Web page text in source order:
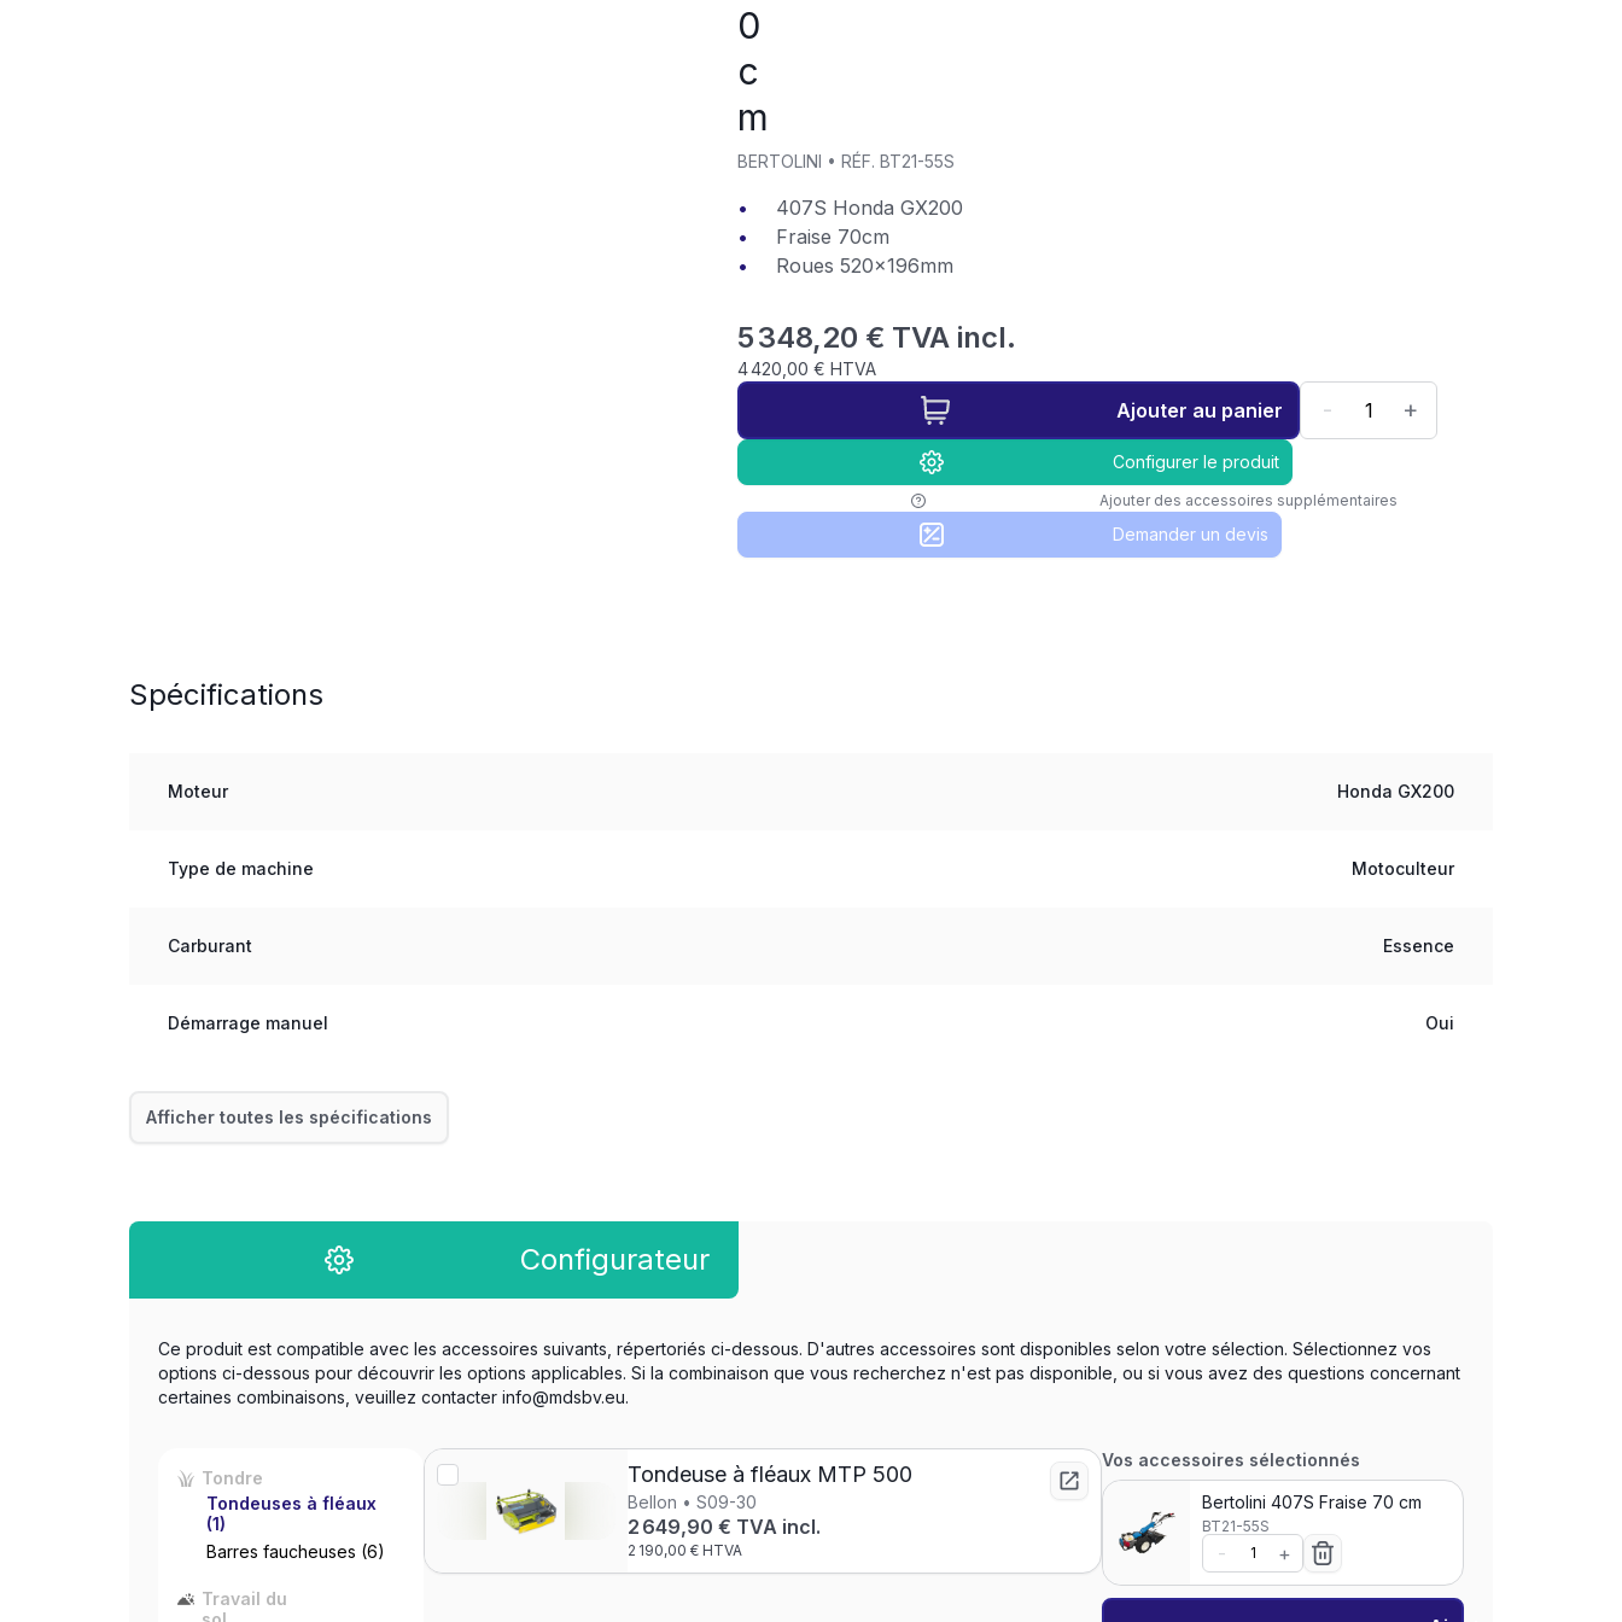
0
c
m
BERTOLINI •RÉF. BT21-55S
407S Honda GX200
Fraise 70cm
Roues 520x196mm
5 348,20 € TVA incl.
4 420,00 € HTVA
Ajouter au panier - +
Configurer le produit
Ajouter des accessoires supplémentaires
Demander un devis
Spécifications
Moteur Honda GX200
Type de machine Motoculteur
Carburant Essence
Démarrage manuel Oui
Afficher toutes les spécifications
Configurateur
Ce produit est compatible avec les accessoires suivants, répertoriés ci-dessous. D'autres accessoires sont disponibles selon votre sélection. Sélectionnez vos
options ci-dessous pour découvrir les options applicables. Si la combinaison que vous recherchez n'est pas disponible, ou si vous avez des questions concernant
certaines combinaisons, veuillez contacter info@mdsbv.eu.
Tondre
Tondeuses à fléaux
(1)
Barres faucheuses (6)
Travail du
Tondeuse à fléaux MTP 500
Bellon • S09-30
2 649,90 € TVA incl.
2 190,00 € HTVA
Vos accessoires sélectionnés
Bertolini 407S Fraise 70 cm
BT21-55S
- +